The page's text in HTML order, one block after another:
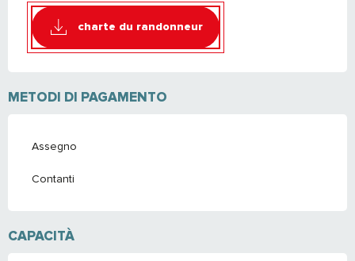
charte du randonneur
METODI DI PAGAMENTO
Assegno
Contanti
CAPACITÀ